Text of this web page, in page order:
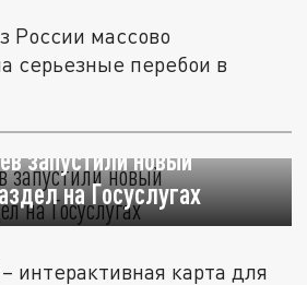
России массово
серьезные перебои в
запустили новый
на Госуслугах
интерактивная карта для